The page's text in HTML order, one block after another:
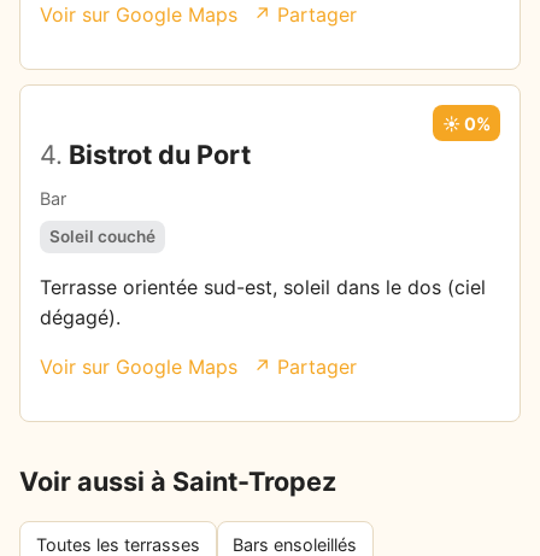
Voir sur Google Maps ↗ Partager
4. Bistrot du Port
Bar
☀️ 0%
Soleil couché
Terrasse orientée sud-est, soleil dans le dos (ciel
dégagé).
Voir sur Google Maps ↗ Partager
Voir aussi à Saint-Tropez
Toutes les terrasses Bars ensoleillés